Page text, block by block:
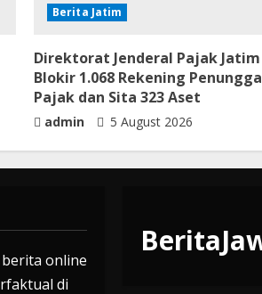
Berita Jatim
Direktorat Jenderal Pajak Jatim
Blokir 1.068 Rekening
Pajak dan Sita 323 Aset
admin 5 August 2026
online
di